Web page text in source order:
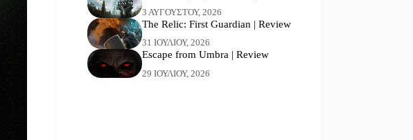
3 ΑΥΓΟΎΣΤΟΥ, 2026
The Relic: First Guardian | Review
31 ΙΟΥΛΊΟΥ, 2026
Escape from Umbra | Review
29 ΙΟΥΛΊΟΥ, 2026